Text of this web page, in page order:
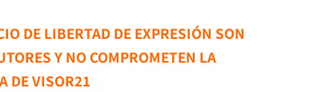
DE LIBERTAD DE EXPRESIÓN SON
Y NO COMPROMETEN LA
DE VISOR21